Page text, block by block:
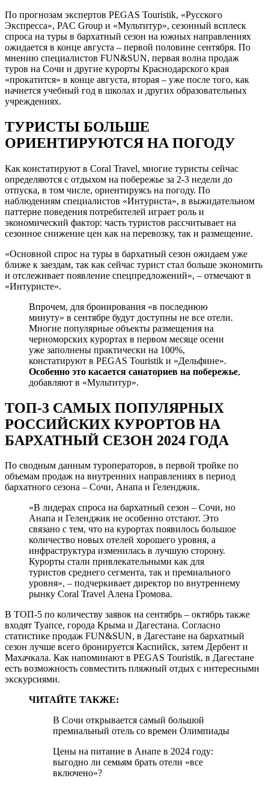
По прогнозам экспертов PEGAS Touristik, «Русского
Экспресса», PAC Group и «Мультитур», сезонный всплеск
спроса на туры в бархатный сезон на южных направлениях
ожидается в конце августа – первой половине сентября. По
мнению специалистов FUN&SUN, первая волна продаж
туров на Сочи и другие курорты Краснодарского края
«прокатится» в конце августа, вторая – уже после того, как
начнется учебный год в школах и других образовательных
учреждениях.
ТУРИСТЫ БОЛЬШЕ
ОРИЕНТИРУЮТСЯ НА ПОГОДУ
Как констатируют в Coral Travel, многие туристы сейчас
определяются с отдыхом на побережье за 2-3 недели до
отпуска, в том числе, ориентируясь на погоду. По
наблюдениям специалистов «Интуриста», в выжидательном
паттерне поведения потребителей играет роль и
экономический фактор: часть туристов рассчитывает на
сезонное снижение цен как на перевозку, так и размещение.
«Основной спрос на туры в бархатный сезон ожидаем уже
ближе к заездам, так как сейчас турист стал больше экономить
и отслеживает появление спецпредложений», – отмечают в
«Интуристе».
Впрочем, для бронирования «в последнюю
минуту» в сентябре будут доступны не все отели.
Многие популярные объекты размещения на
черноморских курортах в первом месяце осени
уже заполнены практически на 100%,
констатируют в PEGAS Touristik и «Дельфине».
Особенно это касается санаториев на побережье,
добавляют в «Мультитур».
ТОП-3 САМЫХ ПОПУЛЯРНЫХ
РОССИЙСКИХ КУРОРТОВ НА
БАРХАТНЫЙ СЕЗОН 2024 ГОДА
По сводным данным туроператоров, в первой тройке по
объемам продаж на внутренних направлениях в период
бархатного сезона – Сочи, Анапа и Геленджик.
«В лидерах спроса на бархатный сезон – Сочи, но
Анапа и Геленджик не особенно отстают. Это
связано с тем, что на курортах появилось большое
количество новых отелей хорошего уровня, а
инфраструктура изменилась в лучшую сторону.
Курорты стали привлекательными как для
туристов среднего сегмента, так и премиального
уровня», – подчеркивает директор по внутреннему
рынку Coral Travel Алена Громова.
В ТОП-5 по количеству заявок на сентябрь – октябрь также
входят Туапсе, города Крыма и Дагестана. Согласно
статистике продаж FUN&SUN, в Дагестане на бархатный
сезон лучше всего бронируется Каспийск, затем Дербент и
Махачкала. Как напоминают в PEGAS Touristik, в Дагестане
есть возможность совместить пляжный отдых с интересными
экскурсиями.
ЧИТАЙТЕ ТАКЖЕ:
В Сочи открывается самый большой
премиальный отель со времен Олимпиады
Цены на питание в Анапе в 2024 году:
выгодно ли семьям брать отели «все
включено»?